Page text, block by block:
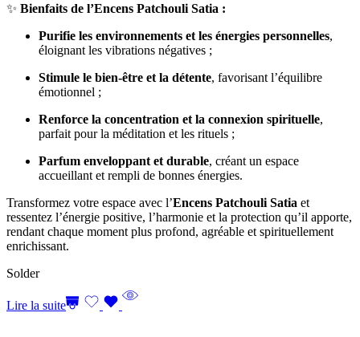
✨ Bienfaits de l’Encens Patchouli Satia :
Purifie les environnements et les énergies personnelles,
éloignant les vibrations négatives ;
Stimule le bien-être et la détente, favorisant l’équilibre
émotionnel ;
Renforce la concentration et la connexion spirituelle,
parfait pour la méditation et les rituels ;
Parfum enveloppant et durable, créant un espace
accueillant et rempli de bonnes énergies.
Transformez votre espace avec l’Encens Patchouli Satia et
ressentez l’énergie positive, l’harmonie et la protection qu’il apporte,
rendant chaque moment plus profond, agréable et spirituellement
enrichissant.
Solder
Lire la suite